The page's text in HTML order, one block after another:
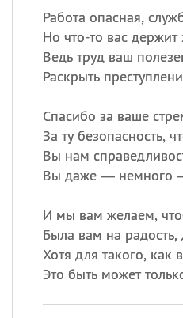
Работа опасная,
Но что-то вас
Ведь труд ваш
Раскрыть
Спасибо за ваше
За ту безопасность,
Вы нам
Вы даже — немного
И мы вам желаем,
Была вам на
Хотя для такого, как
Это быть может